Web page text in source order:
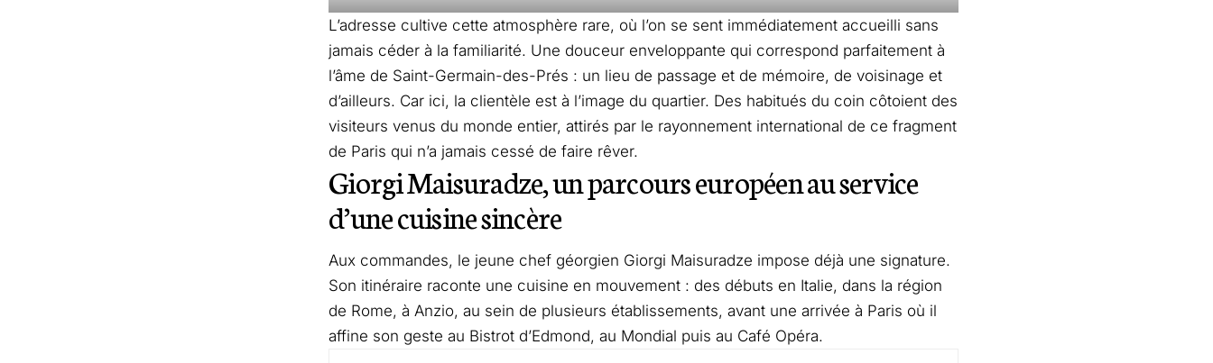
L’adresse cultive cette atmosphère rare, où l’on se sent immédiatement accueilli sans
jamais céder à la familiarité. Une douceur enveloppante qui correspond parfaitement à
l’âme de Saint-Germain-des-Prés : un lieu de passage et de mémoire, de voisinage et
d’ailleurs. Car ici, la clientèle est à l’image du quartier. Des habitués du coin côtoient des
visiteurs venus du monde entier, attirés par le rayonnement international de ce fragment
de Paris qui n’a jamais cessé de faire rêver.
Giorgi Maisuradze, un parcours européen au service
d’une cuisine sincère
Aux commandes, le jeune chef géorgien Giorgi Maisuradze impose déjà une signature.
Son itinéraire raconte une cuisine en mouvement : des débuts en Italie, dans la région
de Rome, à Anzio, au sein de plusieurs établissements, avant une arrivée à Paris où il
affine son geste au Bistrot d’Edmond, au Mondial puis au Café Opéra.